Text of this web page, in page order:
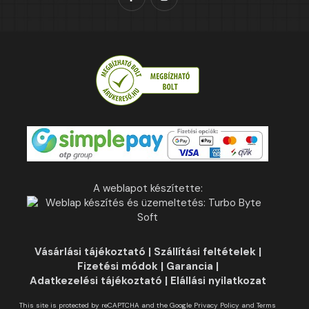
A weblapot készítette:
Vásárlási tájékoztató | Szállítási feltételek|
Fizetési módok| Garancia |
Adatkezelési tájékoztató | Elállási nyilatkozat
This site is protected by reCAPTCHA and the Google Privacy Policy and Terms